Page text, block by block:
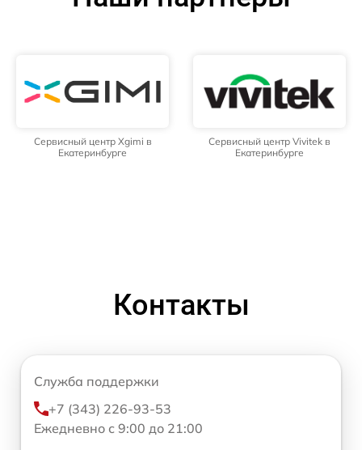
Сервисный центр Xgimi в
Екатеринбурге
Сервисный центр Vivitek в
Екатеринбурге
Контакты
Служба поддержки
+7 (343) 226-93-53
Ежедневно с 9:00 до 21:00